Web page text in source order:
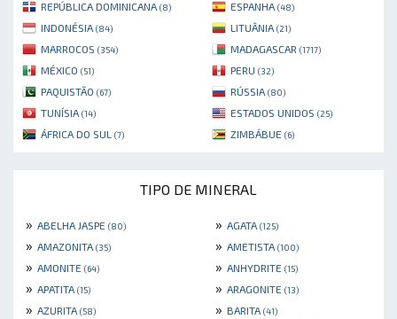
REPÚBLICA DOMINICANA (8) ESPANHA (48)
INDONÉSIA (84) LITUÂNIA (21)
MARROCOS (354) MADAGASCAR (1717)
MÉXICO (51) PERU (32)
PAQUISTÃO (67) RÚSSIA (80)
TUNÍSIA (14) ESTADOS UNIDOS (25)
ÁFRICA DO SUL (7) ZIMBÁBUE (6)
TIPO DE MINERAL
» ABELHA JASPE (80) » AGATA (125)
» AMAZONITA (35) » AMETISTA (100)
» AMONITE (64) » ANHYDRITE (15)
» APATITA (15) » ARAGONITE (13)
» AZURITA (58) » BARITA (41)